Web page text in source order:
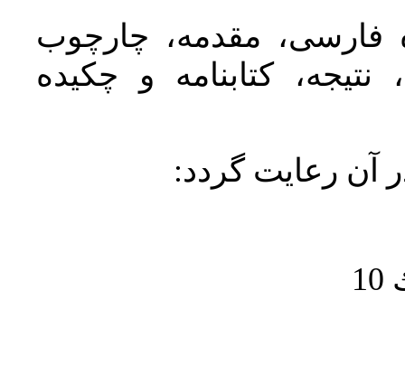
فارسی، مقدمه، چارچوب
کتابنامه و چکیده
آن رعايت گردد: